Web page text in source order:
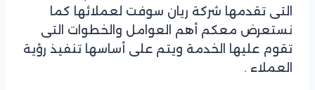
التى تقدمها شركة ريان سوفت لعملائها كما
نستعرض معكم أهم العوامل والخطوات التى
تقوم عليها الخدمة ويتم على أساسها تنفيذ رؤية
العملاء .